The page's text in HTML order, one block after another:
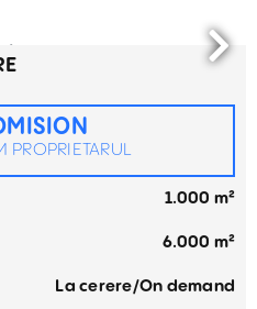
PROPRIETARUL
1.000 m²
6.000 m²
La cerere/On demand